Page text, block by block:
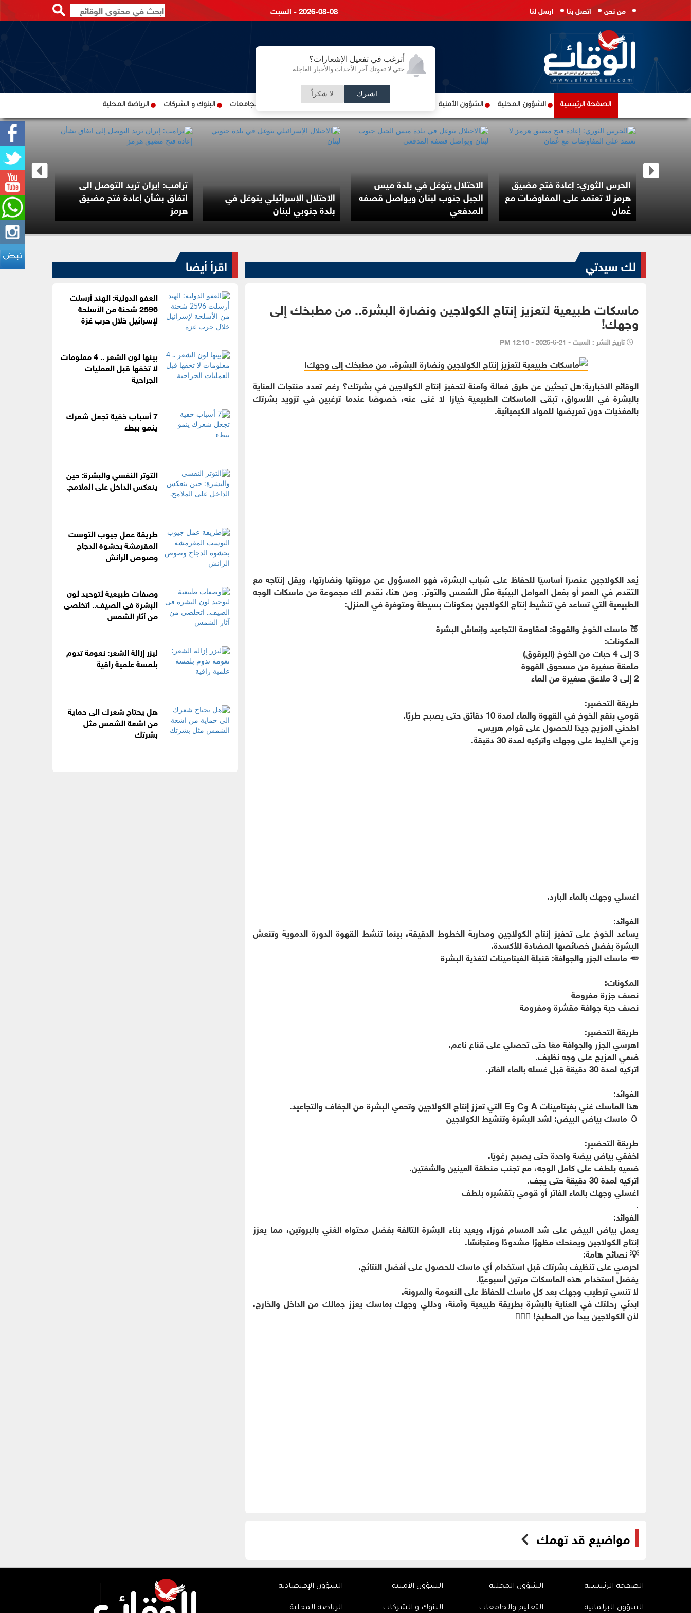
أترغب في تفعيل الإشعارات؟
حتى لا تفوتك آخر الأحداث والأخبار العاجلة
اشترك لا شكراً
من نحن اتصل بنا ارسل لنا 2026-08-08 - السبت
الصفحة الرئيسية الشؤون المحلية الشؤون الأمنية الشؤون الإقتصادية الشؤون البرلمانية التعليم والجامعات البنوك و الشركات الرياضة المحلية
الحرس الثوري: إعادة فتح مضيق
هرمز لا تعتمد على المفاوضات مع
عُمان
الاحتلال يتوغل في بلدة ميس
الجبل جنوب لبنان ويواصل قصفه
المدفعي
الاحتلال الإسرائيلي يتوغل في
بلدة جنوبي لبنان
ترامب: إيران تريد التوصل إلى
اتفاق بشأن إعادة فتح مضيق
هرمز
مقتل
بهجوم
لك سيدتي
ماسكات طبيعية لتعزيز إنتاج الكولاجين ونضارة البشرة.. من مطبخك إلى
وجهك!
تاريخ النشر : السبت - 21-6-2025 - 12:10 PM
الوقائع الاخبارية:هل تبحثين عن طرق فعالة وآمنة لتحفيز إنتاج الكولاجين في بشرتك؟ رغم تعدد منتجات العناية
بالبشرة في الأسواق، تبقى الماسكات الطبيعية خيارًا لا غنى عنه، خصوصًا عندما ترغبين في تزويد بشرتك
بالمغذيات دون تعريضها للمواد الكيميائية.
يُعد الكولاجين عنصرًا أساسيًا للحفاظ على شباب البشرة، فهو المسؤول عن مرونتها ونضارتها، ويقل إنتاجه مع
التقدم في العمر أو بفعل العوامل البيئية مثل الشمس والتوتر. ومن هنا، نقدم لكِ مجموعة من ماسكات الوجه
الطبيعية التي تساعد في تنشيط إنتاج الكولاجين بمكونات بسيطة ومتوفرة في المنزل:
🍑 ماسك الخوخ والقهوة: لمقاومة التجاعيد وإنعاش البشرة
المكونات:
3 إلى 4 حبات من الخوخ (البرقوق)
ملعقة صغيرة من مسحوق القهوة
2 إلى 3 ملاعق صغيرة من الماء
طريقة التحضير:
قومي بنقع الخوخ في القهوة والماء لمدة 10 دقائق حتى يصبح طريًا.
اطحني المزيج جيدًا للحصول على قوام هريس.
وزعي الخليط على وجهك واتركيه لمدة 30 دقيقة.
اغسلي وجهك بالماء البارد.
الفوائد:
يساعد الخوخ على تحفيز إنتاج الكولاجين ومحاربة الخطوط الدقيقة، بينما تنشط القهوة الدورة الدموية وتنعش
البشرة بفضل خصائصها المضادة للأكسدة.
🥕 ماسك الجزر والجوافة: قنبلة الفيتامينات لتغذية البشرة
المكونات:
نصف جزرة مفرومة
نصف حبة جوافة مقشرة ومفرومة
طريقة التحضير:
اهرسي الجزر والجوافة معًا حتى تحصلي على قناع ناعم.
ضعي المزيج على وجه نظيف.
اتركيه لمدة 30 دقيقة قبل غسله بالماء الفاتر.
الفوائد:
هذا الماسك غني بفيتامينات A وC وE التي تعزز إنتاج الكولاجين وتحمي البشرة من الجفاف والتجاعيد.
🥚 ماسك بياض البيض: لشد البشرة وتنشيط الكولاجين
طريقة التحضير:
اخفقي بياض بيضة واحدة حتى يصبح رغويًا.
ضعيه بلطف على كامل الوجه، مع تجنب منطقة العينين والشفتين.
اتركيه لمدة 30 دقيقة حتى يجف.
اغسلي وجهك بالماء الفاتر أو قومي بتقشيره بلطف
.
الفوائد:
يعمل بياض البيض على شد المسام فورًا، ويعيد بناء البشرة التالفة بفضل محتواه الغني بالبروتين، مما يعزز
إنتاج الكولاجين ويمنحك مظهرًا مشدودًا ومتجانسًا.
💡 نصائح هامة:
احرصي على تنظيف بشرتك قبل استخدام أي ماسك للحصول على أفضل النتائج.
يفضل استخدام هذه الماسكات مرتين أسبوعيًا.
لا تنسي ترطيب وجهك بعد كل ماسك للحفاظ على النعومة والمرونة.
ابدئي رحلتك في العناية بالبشرة بطريقة طبيعية وآمنة، ودللي وجهك بماسك يعزز جمالك من الداخل والخارج.
لأن الكولاجين يبدأ من المطبخ! 💆‍♀️✨
مواضيع قد تهمك
اقرأ أيضا
العفو الدولية: الهند أرسلت
2596 شحنة من الأسلحة
لإسرائيل خلال حرب غزة
بينها لون الشعر .. 4 معلومات
لا تخفها قبل العمليات
الجراحية
7 أسباب خفية تجعل شعرك
ينمو ببطء
التوتر النفسي والبشرة: حين
ينعكس الداخل على الملامح.
طريقة عمل جيوب التوست
المقرمشة بحشوة الدجاج
وصوص الرانش
وصفات طبيعية لتوحيد لون
البشرة فى الصيف.. اتخلصى
من آثار الشمس
ليزر إزالة الشعر: نعومة تدوم
بلمسة علمية راقية
هل يحتاج شعرك الى حماية
من اشعة الشمس مثل
بشرتك
الصفحة الرئيسية الشؤون المحلية الشؤون الأمنية الشؤون الإقتصادية
الشؤون البرلمانية التعليم والجامعات البنوك و الشركات الرياضة المحلية